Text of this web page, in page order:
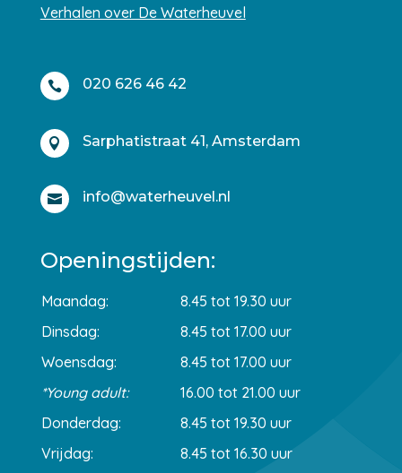
Verhalen over De Waterheuvel
 020 626 46 42
 Sarphatistraat 41, Amsterdam
 info@waterheuvel.nl
Openingstijden:
Maandag:
8.45 tot 19.30 uur
Dinsdag:
8.45 tot 17.00 uur
Woensdag:
8.45 tot 17.00 uur
*Young adult:
16.00 tot 21.00 uur
Donderdag:
8.45 tot 19.30 uur
Vrijdag:
8.45 tot 16.30 uur